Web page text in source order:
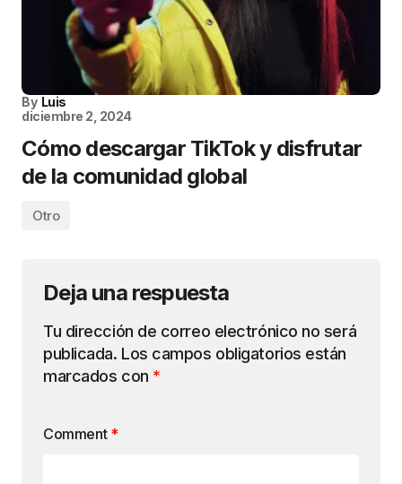
By Luis
diciembre 2, 2024
Cómo descargar TikTok y disfrutar
de la comunidad global
Otro
Deja una respuesta
Tu dirección de correo electrónico no será
publicada. Los campos obligatorios están
marcados con *
Comment *